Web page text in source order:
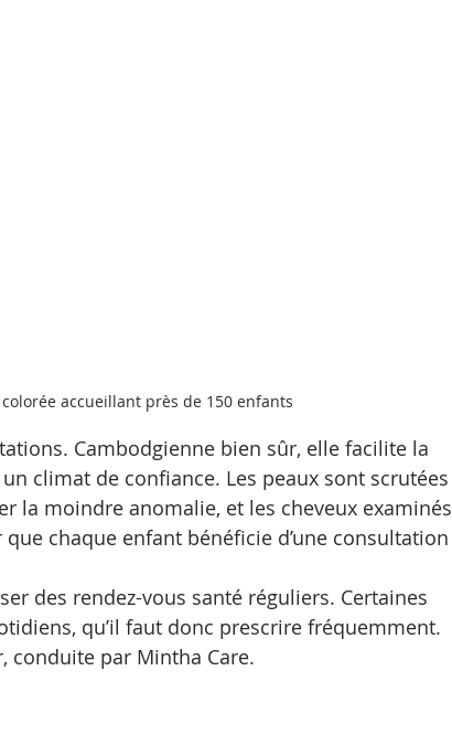
accueillant près de 150 enfants
Cambodgienne bien sûr, elle facilite la
climat de confiance. Les peaux sont scrutées
la moindre anomalie, et les cheveux examinés
chaque enfant bénéficie d’une consultation
des rendez-vous santé réguliers. Certaines
qu’il faut donc prescrire fréquemment.
conduite par Mintha Care.